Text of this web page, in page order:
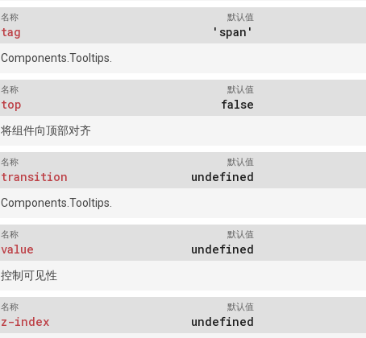
名称
tag
默认值
'span'
Components.Tooltips.
名称
top
默认值
false
将组件向顶部对齐
名称
transition
默认值
undefined
Components.Tooltips.
名称
value
默认值
undefined
控制可见性
名称
z-index
默认值
undefined